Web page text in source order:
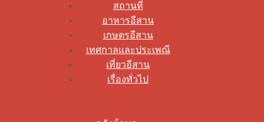
สถานที่
อาหารอีสาน
เกษตรอีสาน
เทศกาลและประเพณี
เที่ยวอีสาน
เรื่องทั่วไป